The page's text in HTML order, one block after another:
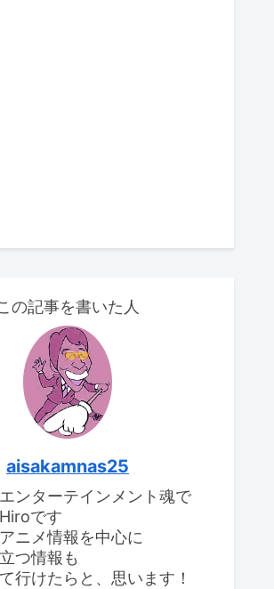
の記事を書いた人
aisakamnas25
ンターテインメント魂で
です
ニメ情報を中心に
つ情報も
行けたらと、思います！